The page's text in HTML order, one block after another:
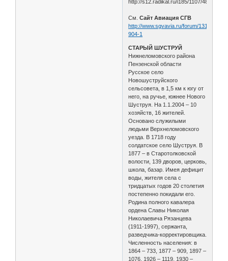
См.Сайт Авиация СГВ
http://www.sgvavia.ru/forum/131-
904-1
СТАРЫЙ ШУСТРУЙ
Нижнеломовского района
Пензенской области
Русское село
Новошуструйского
сельсовета, в 1,5 км к югу от
него, на ручье, южнее Нового
Шуструя. На 1.1.2004 – 10
хозяйств, 16 жителей.
Основано служилыми
людьми Верхнеломовского
уезда. В 1718 году
солдатское село Шуструя. В
1877 – в Старотолковской
волости, 139 дворов, церковь,
школа, базар. Имея дефицит
воды, жителя села с
тридцатых годов 20 столетия
постепенно покидали его.
Родина полного кавалера
ордена Славы Николая
Николаевича Рязанцева
(1911-1997), сержанта,
разведчика-корректировщика.
Численность населения: в
1864 – 733, 1877 – 909, 1897 –
1076, 1926 – 1119, 1930 –